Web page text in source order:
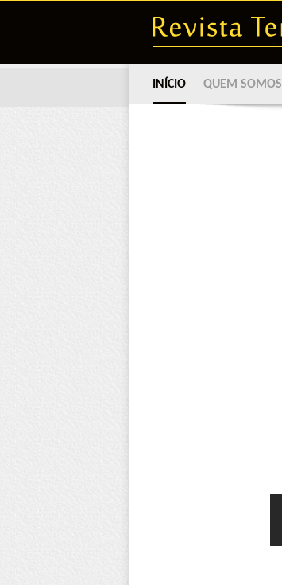
INÍCIO QUEM SOMOS